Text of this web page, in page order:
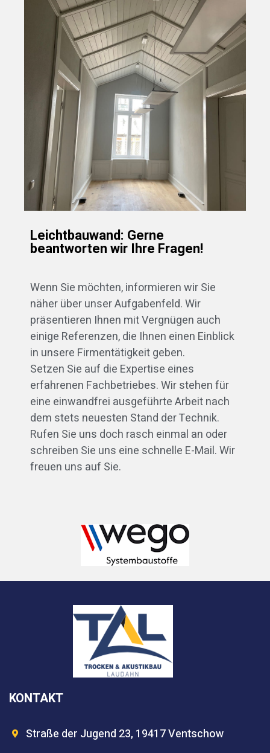
Leichtbauwand: Gerne
beantworten wir Ihre Fragen!
Wenn Sie möchten, informieren wir Sie
näher über unser Aufgabenfeld. Wir
präsentieren Ihnen mit Vergnügen auch
einige Referenzen, die Ihnen einen Einblick
in unsere Firmentätigkeit geben.
Setzen Sie auf die Expertise eines
erfahrenen Fachbetriebes. Wir stehen für
eine einwandfrei ausgeführte Arbeit nach
dem stets neuesten Stand der Technik.
Rufen Sie uns doch rasch einmal an oder
schreiben Sie uns eine schnelle E-Mail. Wir
freuen uns auf Sie.
KONTAKT
Straße der Jugend 23, 19417 Ventschow